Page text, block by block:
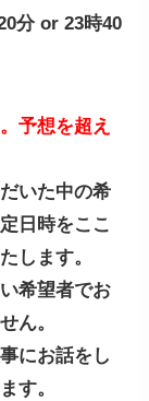
分 or 23時40
予想を超え
いた中の希
日時をここ
します。
希望者でお
ん。
にお話をし
す。